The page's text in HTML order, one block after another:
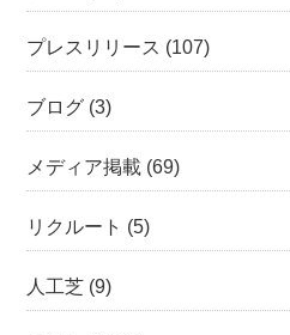
プレスリリース (107)
ブログ (3)
メディア掲載 (69)
リクルート (5)
人工芝 (9)